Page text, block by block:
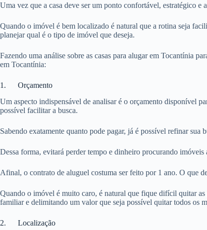
Uma vez que a casa deve ser um ponto confortável, estratégico
Quando o imóvel é bem localizado é natural que a rotina seja
planejar qual é o tipo de imóvel que deseja.
Fazendo uma análise sobre as casas para alugar em Tocantínia
em Tocantínia:
1. Orçamento
Um aspecto indispensável de analisar é o orçamento disponível
possível facilitar a busca.
Sabendo exatamente quanto pode pagar, já é possível refinar
Dessa forma, evitará perder tempo e dinheiro procurando
Afinal, o contrato de aluguel costuma ser feito por 1 ano. O que
Quando o imóvel é muito caro, é natural que fique difícil quitar as
familiar e delimitando um valor que seja possível quitar todos os
2. Localização